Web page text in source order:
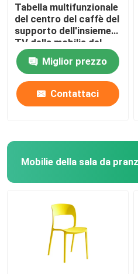
Tabella multifunzionale
del centro del caffè del
supporto dell'insieme
TV della mobilia del
salone
Miglior prezzo
Contattaci
Mobilie della sala da